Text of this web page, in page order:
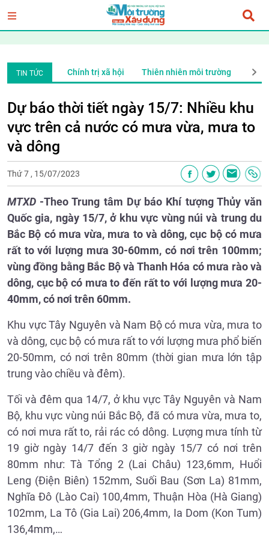
TIN TỨC
Xã Hội Chính trị xã hội Thiên nhiên môi trường Xã
Dự báo thời tiết ngày 15/7: Nhiều khu
vực trên cả nước có mưa vừa, mưa to
và dông
Thứ 7 , 15/07/2023
MTXD -Theo Trung tâm Dự báo Khí tượng Thủy văn
Quốc gia, ngày 15/7, ở khu vực vùng núi và trung du
Bắc Bộ có mưa vừa, mưa to và dông, cục bộ có mưa
rất to với lượng mưa 30-60mm, có nơi trên 100mm;
vùng đồng bằng Bắc Bộ và Thanh Hóa có mưa rào và
dông, cục bộ có mưa to đến rất to với lượng mưa 20-
40mm, có nơi trên 60mm.
Khu vực Tây Nguyên và Nam Bộ có mưa vừa, mưa to
và dông, cục bộ có mưa rất to với lượng mưa phổ biến
20-50mm, có nơi trên 80mm (thời gian mưa lớn tập
trung vào chiều và đêm).
Tối và đêm qua 14/7, ở khu vực Tây Nguyên và Nam
Bộ, khu vực vùng núi Bắc Bộ, đã có mưa vừa, mưa to,
có nơi mưa rất to, rải rác có dông. Lượng mưa tính từ
19 giờ ngày 14/7 đến 3 giờ ngày 15/7 có nơi trên
80mm như: Tà Tổng 2 (Lai Châu) 123,6mm, Huổi
Leng (Điện Biên) 152mm, Suối Bau (Sơn La) 81mm,
Nghĩa Đô (Lào Cai) 100,4mm, Thuận Hòa (Hà Giang)
102mm, La Tô (Gia Lai) 206,4mm, Ia Dom (Kon Tum)
136,4mm,…